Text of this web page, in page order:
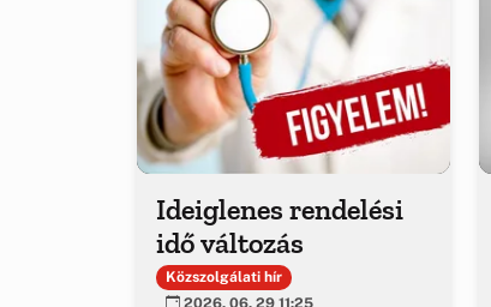
Ideiglenes rendelési
idő változás
Közszolgálati hír
2026. 06. 29 11:25